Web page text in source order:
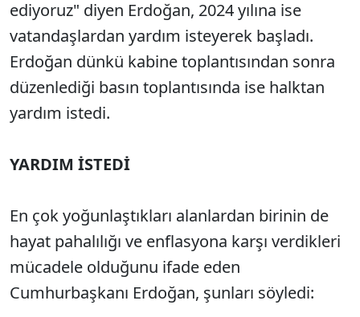
ediyoruz" diyen Erdoğan, 2024 yılına ise
vatandaşlardan yardım isteyerek başladı.
Erdoğan dünkü kabine toplantısından sonra
düzenlediği basın toplantısında ise halktan
yardım istedi.
YARDIM İSTEDİ
En çok yoğunlaştıkları alanlardan birinin de
hayat pahalılığı ve enflasyona karşı verdikleri
mücadele olduğunu ifade eden
Cumhurbaşkanı Erdoğan, şunları söyledi: